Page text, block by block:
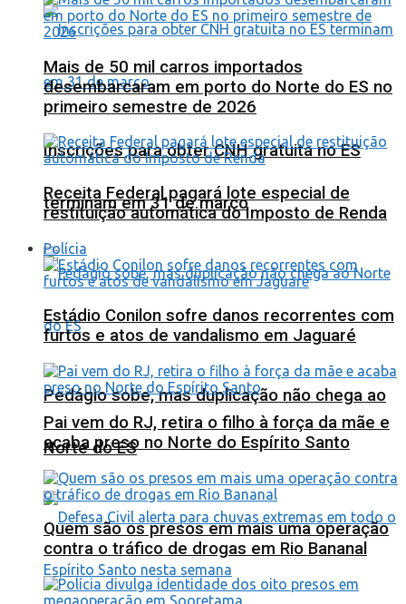
Inscrições para obter CNH gratuita no ES
terminam em 31 de março
Pedágio sobe, mas duplicação não chega ao
Norte do ES
Mais de 50 mil carros importados
desembarcaram em porto do Norte do ES no
primeiro semestre de 2026
Receita Federal pagará lote especial de
restituição automática do Imposto de Renda
Polícia
Estádio Conilon sofre danos recorrentes com
furtos e atos de vandalismo em Jaguaré
Pai vem do RJ, retira o filho à força da mãe e
acaba preso no Norte do Espírito Santo
Quem são os presos em mais uma operação
contra o tráfico de drogas em Rio Bananal